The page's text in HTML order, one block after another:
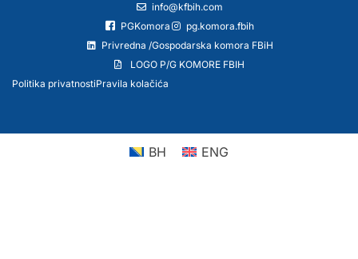
info@kfbih.com
PGKomora
pg.komora.fbih
Privredna /Gospodarska komora FBiH
LOGO P/G KOMORE FBIH
Politika privatnostiPravila kolačića
BH ENG